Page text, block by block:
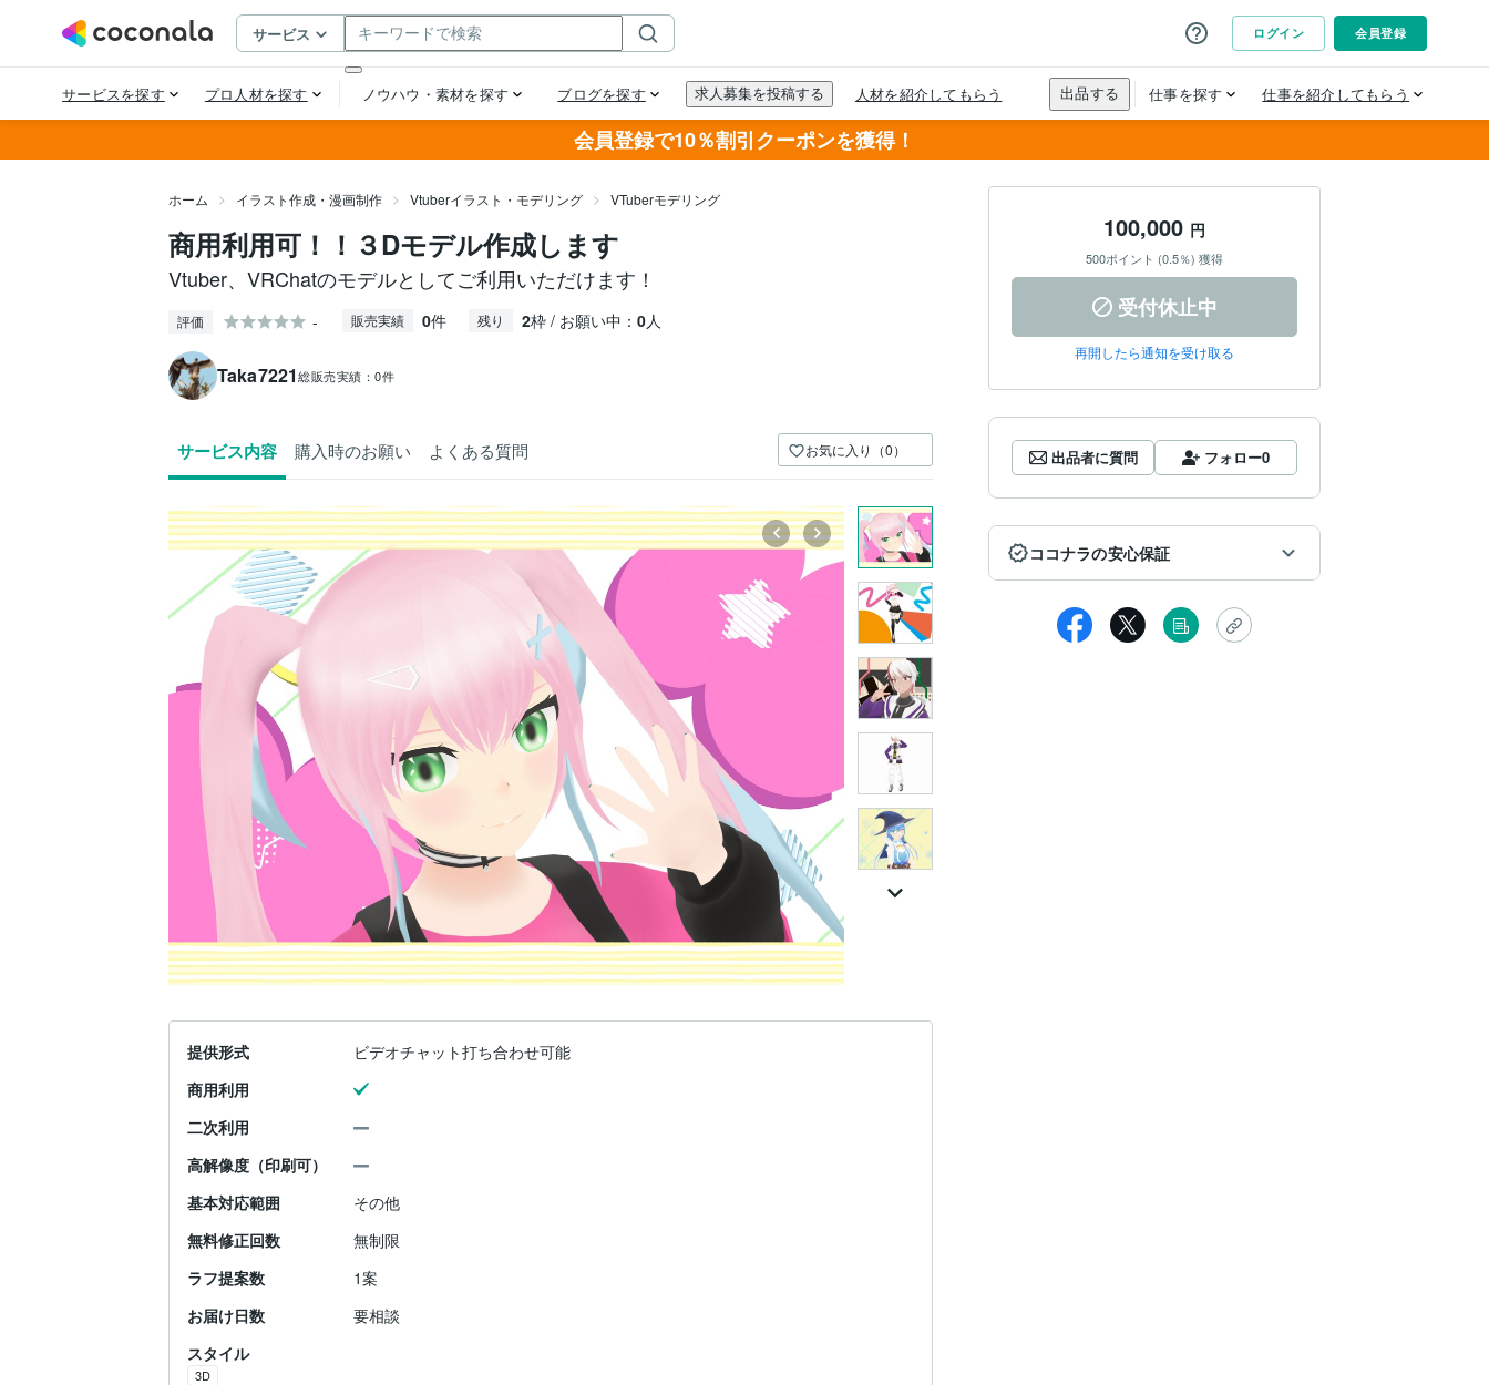
会員登録で10％割引クーポンを獲得！
ホーム イラスト作成・漫画制作 Vtuberイラスト・モデリング VTuberモデリング
商用利用可！！３Dモデル作成します
Vtuber、VRChatのモデルとしてご利用いただけます！
評価 - 販売実績 0件 残り 2枠 / お願い中： 0人
Taka7221総販売実績：0件
サービス内容 購入時のお願い よくある質問 お気に入り（0）
提供形式
ビデオチャット打ち合わせ可能
商用利用
二次利用
高解像度（印刷可）
基本対応範囲
その他
無料修正回数
無制限
ラフ提案数
1案
お届け日数
要相談
スタイル
3D
100,000 円
500ポイント (0.5％) 獲得
受付休止中
再開したら通知を受け取る
出品者に質問 フォロー0
ココナラの安心保証